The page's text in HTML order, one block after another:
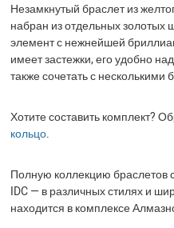
Незамкнутый браслет из
набран из отдельных
элемент с нежнейшей
имеет застежки, его удобно
также сочетать с несколькими
Хотите составить комплект?
кольцо.
Полную коллекцию браслетов
IDC — в различных стилях и
находится в комплексе